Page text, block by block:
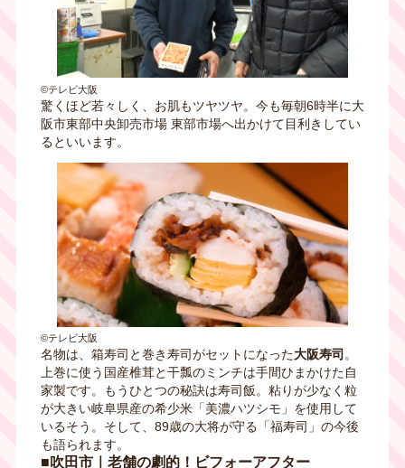
©テレビ大阪
驚くほど若々しく、お肌もツヤツヤ。今も毎朝6時半に大
阪市東部中央卸売市場 東部市場へ出かけて目利きしてい
るといいます。
©テレビ大阪
名物は、箱寿司と巻き寿司がセットになった大阪寿司 。
上巻に使う国産椎茸と干瓢のミンチは手間ひまかけた自
家製です。もうひとつの秘訣は寿司飯。粘りが少なく粒
が大きい岐阜県産の希少米「美濃ハツシモ」を使用して
いるそう。そして、89歳の大将が守る「福寿司」の今後
も語られます。
■吹田市｜老舗の劇的！ビフォーアフター